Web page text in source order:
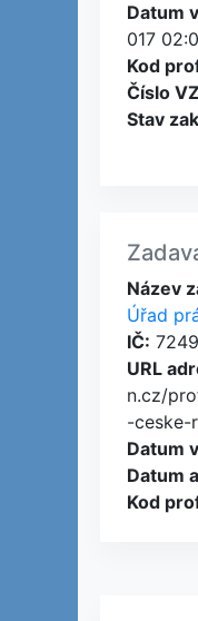
Datum
017
Kod
Číslo
Stav
Název
Úřad
IČ:
URL
n.cz/
-ceske-
Datum
Datum
Kod